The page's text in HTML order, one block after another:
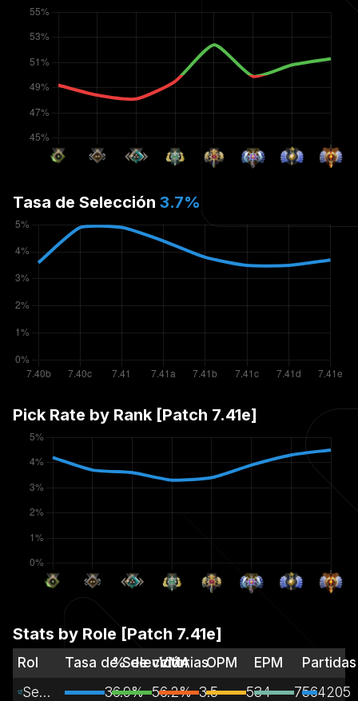
Tasa de Selección 3.7%
Pick Rate by Rank [Patch 7.41e]
Stats by Role [Patch 7.41e]
Rol Tasa de Selección
% de victorias
VMA OPM EPM
Partidas
Senda central
36.9% 56.2% 3.5 534 7564205